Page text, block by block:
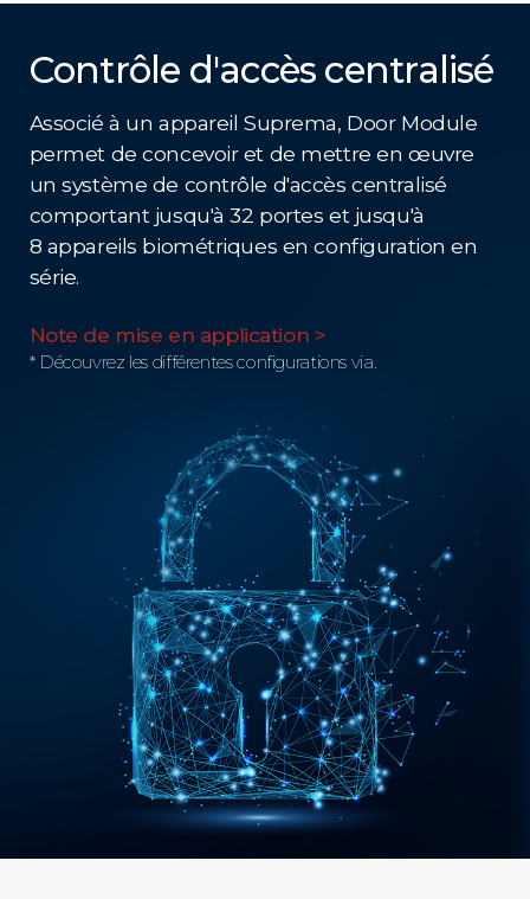
Contrôle d'accès centralisé
Associé à un appareil Suprema, Door Module
permet de concevoir et de mettre en œuvre
un système de contrôle d'accès centralisé
comportant jusqu'à 32 portes et jusqu'à
8 appareils biométriques en configuration en
série.
Note de mise en application >
* Découvrez les différentes configurations via.